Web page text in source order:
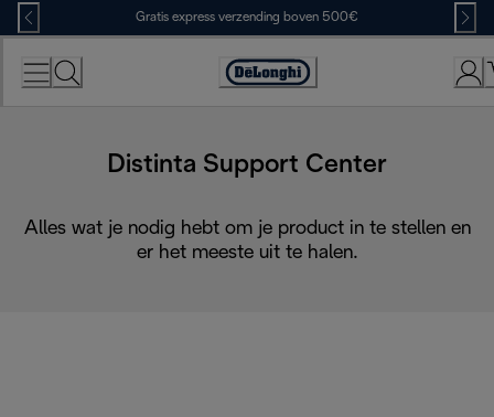
Skip
to
Content
Gratis express verzending boven 500€
Accessibility
Distinta Support Center
Alles wat je nodig hebt om je product in te stellen en
er het meeste uit te halen.